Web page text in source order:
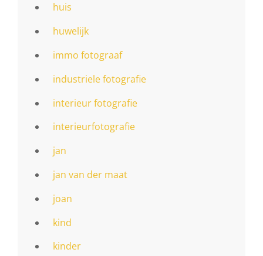
huis
huwelijk
immo fotograaf
industriele fotografie
interieur fotografie
interieurfotografie
jan
jan van der maat
joan
kind
kinder